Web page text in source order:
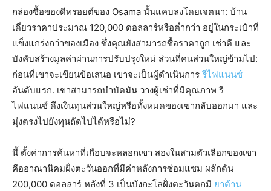
กล่องซื้อของดีทรอยต์ของ Osama นั้นแคบลงโดยเจตนา: บ้าน
เดี่ยวราคาประมาณ 120,000 ดอลลาร์หรือต่ำกว่า อยู่ในกระเป๋าที่
แข็งแกร่งกว่าของเมือง ซึ่งคุณยังสามารถซื้อราคาถูก เช่าดี และ
บังคับสร้างมูลค่าผ่านการปรับปรุงใหม่ ส่วนที่คนส่วนใหญ่ข้ามไป:
ก่อนที่เขาจะเขียนข้อเสนอ เขาจะเป็นผู้ดำเนินการ รีไฟแนนซ์
อันดับแรก. เขาสามารถบำบัดมัน วางผู้เช่าที่มีคุณภาพ รี
ไฟแนนซ์ ดึงเงินทุนส่วนใหญ่หรือทั้งหมดของเขากลับออกมา และ
มุ่งตรงไปยังทุนถัดไปได้หรือไม่?
นี้ ตั้งค่าการค้นหาที่เกือบจะหลอกเขา สองในสามตัวเลือกของเขา
คืออาณานิคมฝั่งตะวันออกที่มีค่าหลังการซ่อมแซม ผลักดัน
200,000 ดอลลาร์ หลังที่ 3 เป็นบังกะโลฝั่งตะวันตกมี ยาต้าน